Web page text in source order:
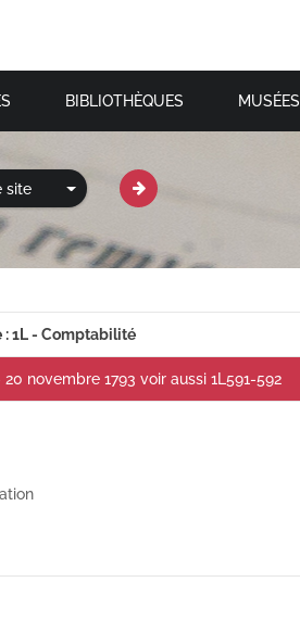
BIBLIOTHÈQUES MUSÉES
site
: 1L - Comptabilité
novembre 1793 voir aussi 1L591-592